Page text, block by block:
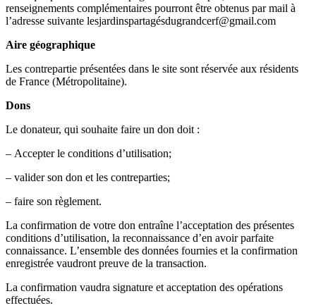
renseignements complémentaires pourront être obtenus par mail à
l’adresse suivante lesjardinspartagésdugrandcerf@gmail.com
Aire géographique
Les contrepartie présentées dans le site sont réservée aux résidents
de France (Métropolitaine).
Dons
Le donateur, qui souhaite faire un don doit :
– Accepter le conditions d’utilisation;
– valider son don et les contreparties;
– faire son règlement.
La confirmation de votre don entraîne l’acceptation des présentes
conditions d’utilisation, la reconnaissance d’en avoir parfaite
connaissance. L’ensemble des données fournies et la confirmation
enregistrée vaudront preuve de la transaction.
La confirmation vaudra signature et acceptation des opérations
effectuées.